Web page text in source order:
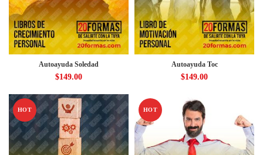
Autoayuda Soledad
$149.00
Autoayuda Toc
$149.00
HOT HOT